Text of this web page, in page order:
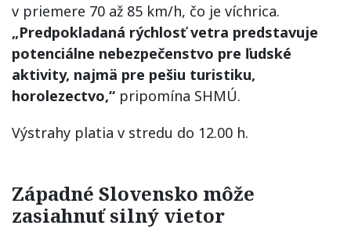
v priemere 70 až 85 km/h, čo je víchrica.
„Predpokladaná rýchlosť vetra predstavuje
potenciálne nebezpečenstvo pre ľudské
aktivity, najmä pre pešiu turistiku,
horolezectvo,“ pripomína SHMÚ.
Výstrahy platia v stredu do 12.00 h.
Západné Slovensko môže
zasiahnuť silný vietor